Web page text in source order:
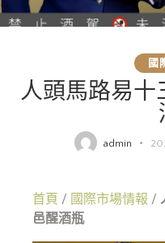
國
人頭馬路易十
admin
首頁 / 國際市場情報 /
邑醒酒瓶